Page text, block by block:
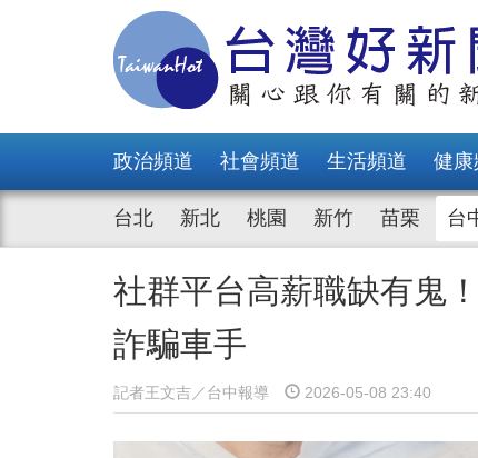
政治頻道 社會頻道 生活頻道 健康
台北 新北 桃園 新竹 苗栗 台
社群平台高薪職缺有
詐騙車手
記者王文吉／台中報導 2026-05-08 23:40